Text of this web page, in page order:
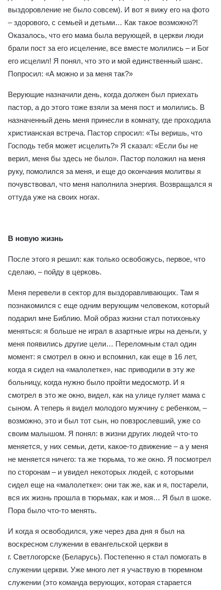
выздоровление не было совсем). И вот я вижу его на фото
– здорового, с семьей и детьми… Как такое возможно?!
Оказалось, что его мама была верующей, в церкви люди
брали пост за его исцеление, все вместе молились – и Бог
его исцелил! Я понял, что это и мой единственный шанс.
Попросил: «А можно и за меня так?»
Верующие назначили день, когда должен был приехать
пастор, а до этого тоже взяли за меня пост и молились. В
назначенный день меня принесли в комнату, где проходила
христианская встреча. Пастор спросил: «Ты веришь, что
Господь тебя может исцелить?» Я сказал: «Если бы не
верил, меня бы здесь не было». Пастор положил на меня
руку, помолился за меня, и еще до окончания молитвы я
почувствовал, что меня наполнила энергия. Возвращался я
оттуда уже на своих ногах.
В новую жизнь
После этого я решил: как только освобожусь, первое, что
сделаю, – пойду в церковь.
Меня перевели в сектор для выздоравливающих. Там я
познакомился с еще одним верующим человеком, который
подарил мне Библию. Мой образ жизни стал потихоньку
меняться: я больше не играл в азартные игры на деньги, у
меня появились другие цели… Переломным стал один
момент: я смотрел в окно и вспомнил, как еще в 16 лет,
когда я сидел на «малолетке», нас приводили в эту же
больницу, когда нужно было пройти медосмотр. И я
смотрел в это же окно, видел, как на улице гуляет мама с
сыном. А теперь я видел молодого мужчину с ребенком, –
возможно, это и был тот сын, но повзрослевший, уже со
своим малышом. Я понял: в жизни других людей что-то
меняется, у них семьи, дети, какое-то движение – а у меня
не меняется ничего: та же тюрьма, то же окно. Я посмотрел
по сторонам – и увидел некоторых людей, с которыми
сидел еще на «малолетке»: они так же, как и я, постарели,
вся их жизнь прошла в тюрьмах, как и моя… Я был в шоке.
Пора было что-то менять.
И когда я освободился, уже через два дня я был на
воскресном служении в евангельской церкви в
г. Светлогорске (Беларусь). Постепенно я стал помогать в
служении церкви. Уже много лет я участвую в тюремном
служении (это команда верующих, которая старается